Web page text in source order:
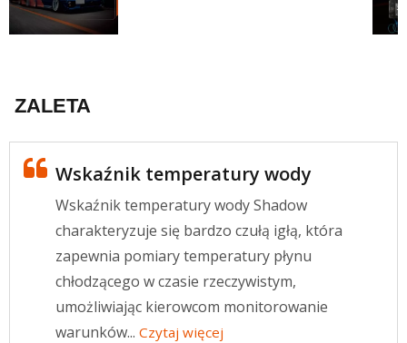
ZALETA
Wskaźnik temperatury wody
Wskaźnik temperatury wody Shadow
charakteryzuje się bardzo czułą igłą, która
zapewnia pomiary temperatury płynu
chłodzącego w czasie rzeczywistym,
umożliwiając kierowcom monitorowanie
warunków... Czytaj więcej